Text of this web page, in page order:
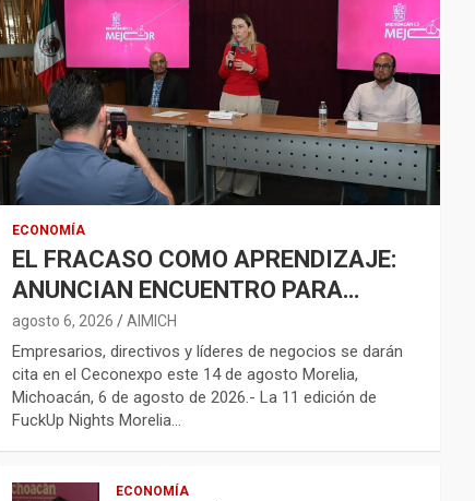
ECONOMÍA
EL FRACASO COMO APRENDIZAJE:
ANUNCIAN ENCUENTRO PARA
FORTALECER LA RED
EMPRENDEDORA
agosto 6, 2026 AIMICH
Empresarios, directivos y líderes de negocios se darán
cita en el Ceconexpo este 14 de agosto Morelia,
Michoacán, 6 de agosto de 2026.- La 11 edición de
FuckUp Nights Morelia…
ECONOMÍA